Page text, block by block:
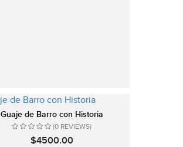
Guaje de Barro con Historia
(0 REVIEWS)
$4500.00